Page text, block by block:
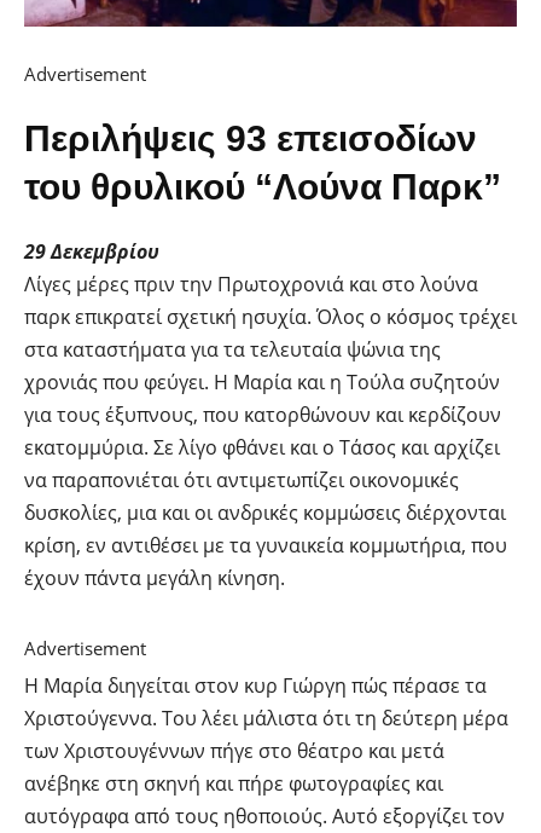
Advertisement
Περιλήψεις 93 επεισοδίων
του θρυλικού “Λούνα Παρκ”
29 Δεκεμβρίου
Λίγες μέρες πριν την Πρωτοχρονιά και στο λούνα
παρκ επικρατεί σχετική ησυχία. Όλος ο κόσμος τρέχει
στα καταστήματα για τα τελευταία ψώνια της
χρονιάς που φεύγει. Η Μαρία και η Τούλα συζητούν
για τους έξυπνους, που κατορθώνουν και κερδίζουν
εκατομμύρια. Σε λίγο φθάνει και ο Τάσος και αρχίζει
να παραπονιέται ότι αντιμετωπίζει οικονομικές
δυσκολίες, μια και οι ανδρικές κομμώσεις διέρχονται
κρίση, εν αντιθέσει με τα γυναικεία κομμωτήρια, που
έχουν πάντα μεγάλη κίνηση.
Advertisement
Η Μαρία διηγείται στον κυρ Γιώργη πώς πέρασε τα
Χριστούγεννα. Του λέει μάλιστα ότι τη δεύτερη μέρα
των Χριστουγέννων πήγε στο θέατρο και μετά
ανέβηκε στη σκηνή και πήρε φωτογραφίες και
αυτόγραφα από τους ηθοποιούς. Αυτό εξοργίζει τον